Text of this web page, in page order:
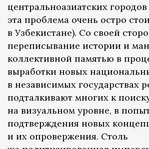
центральноазиатских городов
эта проблема очень остро
в Узбекистане). Со своей
переписывание истории и
коллективной памятью в
выработки новых
в независимых государствах
подталкивают многих к
на визуальном уровне, в
подтверждения новых
и их опровержения. Столь